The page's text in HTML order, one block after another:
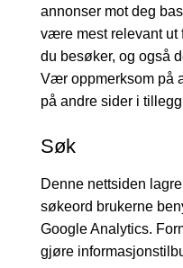
annonser mot deg
være mest relevant ut
du besøker, og også
Vær oppmerksom på
på andre sider i
Søk
Denne nettsiden
søkeord brukerne
Google Analytics.
gjøre